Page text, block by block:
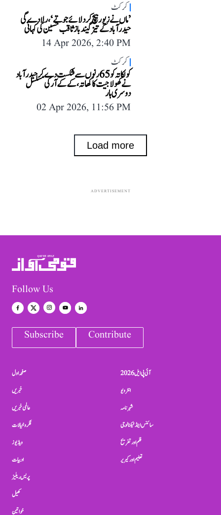
کرکٹ
’ماں نے زیور بیچ کر دلائے جوتے‘، رلا دے گی
حیدرآباد کے تیز گیند باز ثاقب حسین کی کہانی
14 Apr 2026, 2:40 PM
کرکٹ
کولکاتہ کو 65 رنوں سے شکست دے کر حیدرآباد
نے کھولا جیت کا کھاتہ، کے کے آر کی مسلسل
دوسری ہار
02 Apr 2026, 11:56 PM
Load more
ADVERTISEMENT
Follow Us
Subscribe Contribute
صفحہ اول
خبریں
عالمی خبریں
فکر و خیالات
ویڈیوز
ادبیات
پریس ریلیز
کھیل
خواتین
آئی پی ایل 2026
انٹرویو
شہرنامہ
سائنس اینڈ ٹیکنالوجی
فلم اور تفریح
تعلیم اور کیریر